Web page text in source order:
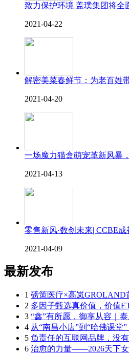
致力保护环境 盖璞集团将全
2021-04-22
解密美菜春鲜节：为老百姓
2021-04-20
一场魔力猫盒萌宠革新风暴
2021-04-13
零售新风·数创未来| CCBE
2021-04-09
最新发布
1 磅策医疗×高岚GROLAND
2 多因子甄选真价值，价值
3 “鑫”有所愿，御享从容｜
4 从“南昌小店”到“哈佛课堂
5 负责任的互联网品牌，没
6 治愈的力量——2026天下